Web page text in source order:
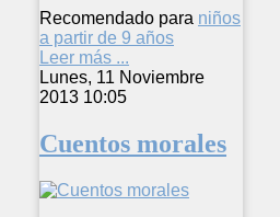
Recomendado para niños
a partir de 9 años
Leer más ...
Lunes, 11 Noviembre
2013 10:05
Cuentos morales